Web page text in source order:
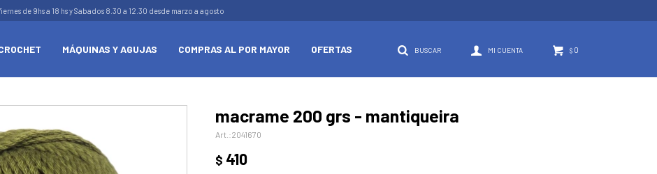
MÁQUINAS Y AGUJAS COMPRAS AL POR MAYOR OFERTAS $ 0
de 9hs a 18 hs y Sabados 8.30 a 12.30 desde marzo a agosto
macrame 200 grs - mantiqueira
2041670
$ 410